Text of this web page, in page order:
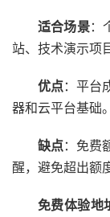
适合场景：
站、技术演示项
优点：平台
器和云平台基础。
缺点：免费
醒，避免超出额
免费体验地